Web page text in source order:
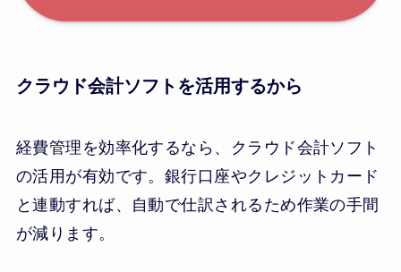
クラウド会計ソフトを活用するから
経費管理を効率化するなら、クラウド会計ソフト
の活用が有効です。銀行口座やクレジットカード
と連動すれば、自動で仕訳されるため作業の手間
が減ります。